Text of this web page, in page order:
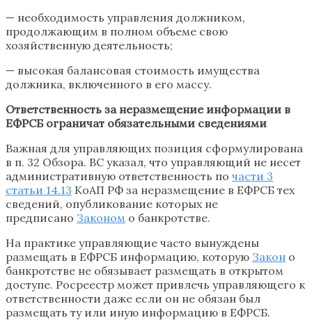
— необходимость управления должником,
продолжающим в полном объеме свою
хозяйственную деятельность;
— высокая балансовая стоимость имущества
должника, включенного в его массу.
Ответственность за неразмещение информации в
ЕФРСБ ограничат обязательными сведениями
Важная для управляющих позиция сформулирована
в п. 32 Обзора. ВС указал, что управляющий не несет
административную ответственность по части 3
статьи 14.13 КоАП РФ за неразмещение в ЕФРСБ тех
сведений, опубликование которых не
предписано Законом о банкротстве.
На практике управляющие часто вынуждены
размещать в ЕФРСБ информацию, которую Закон о
банкротстве не обязывает размещать в открытом
доступе. Росреестр может привлечь управляющего к
ответственности даже если он не обязан был
размещать ту или иную информацию в ЕФРСБ.